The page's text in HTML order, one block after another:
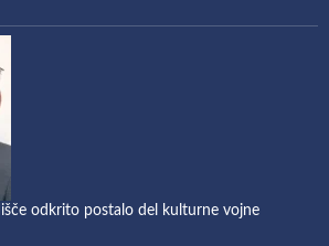
odkrito postalo del kulturne vojne